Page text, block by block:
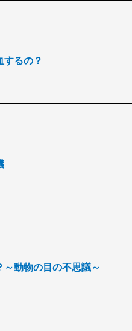
するの？
動物の目の不思議～